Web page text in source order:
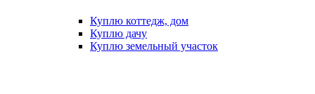
Куплю коттедж, дом
Куплю дачу
Куплю земельный участок